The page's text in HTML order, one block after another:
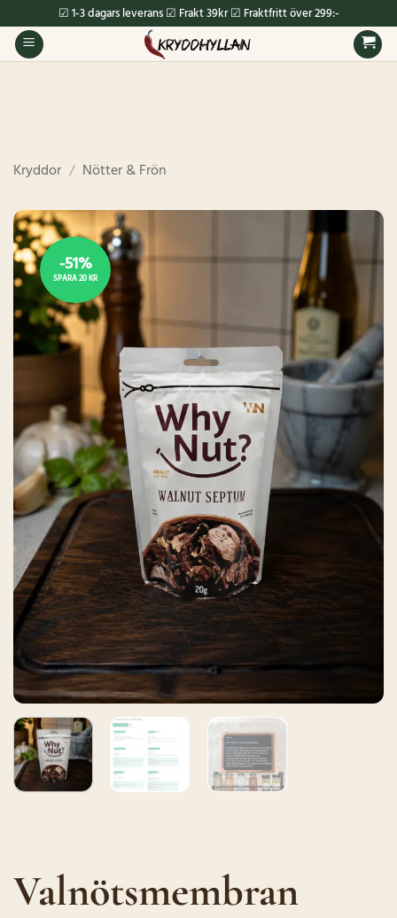
to
content
☑ 1-3 dagars leverans ☑ Frakt 39kr ☑ Fraktfritt över 299:-
Kryddor / Nötter & Frön
-51%
SPARA 20 KR
Valnötsmembran